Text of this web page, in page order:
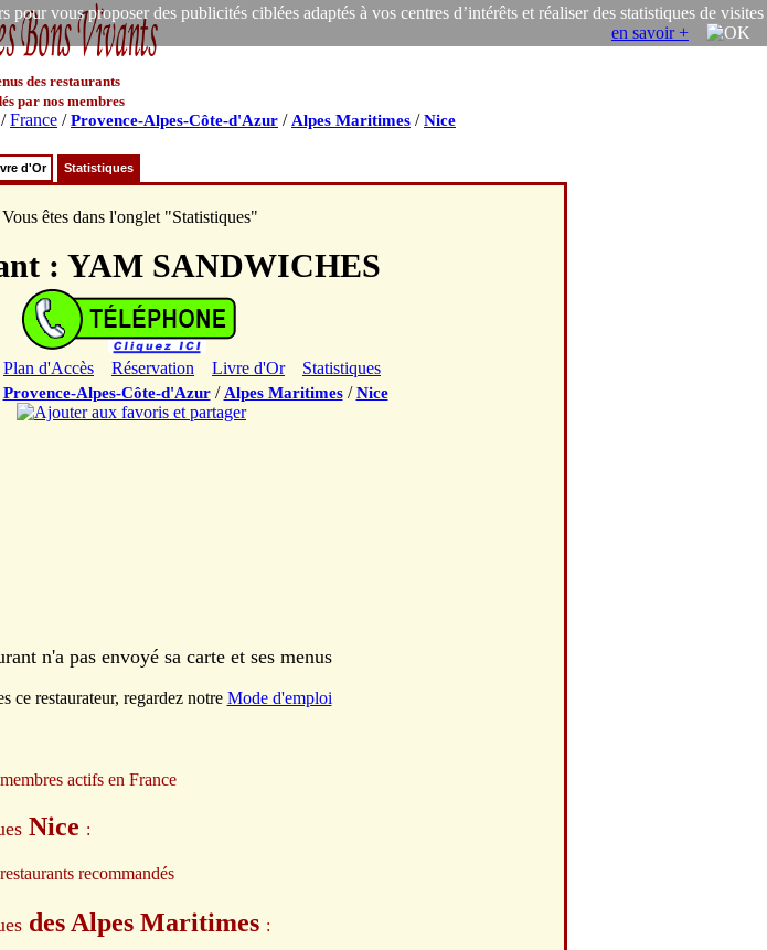
vous proposer des publicités ciblées adaptés à vos centres d’intérêts et réaliser des statistiques de visites
en savoir +
des restaurants
par nos membres
/France /Provence-Alpes-Côte-d'Azur / Alpes Maritimes /Nice
d'Or Statistiques
Vous êtes dans l'onglet "Statistiques"
: YAM SANDWICHES
Plan d'Accès Réservation Livre d'Or
Statistiques
Provence-Alpes-Côte-d'Azur/ Alpes Maritimes/Nice
n'a pas envoyé sa carte et ses menus
ce restaurateur, regardez notre Mode d'emploi
membres actifs en France
Nice :
restaurants recommandés
des Alpes Maritimes :